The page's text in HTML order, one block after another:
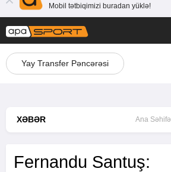
Mobil tətbiqimizi buradan yüklə!
Yay Transfer Pəncərəsi
XƏBƏR Ana Səhifə
Fernandu Santuş: